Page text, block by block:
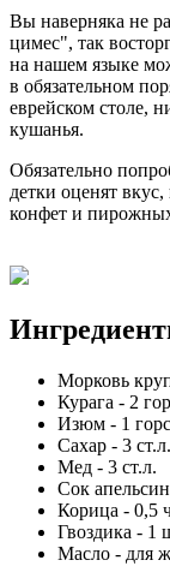
Вы наверняка не
цимес", так
на нашем языке
в обязательном
еврейском столе,
кушанья.
Обязательно
детки оценят
конфет и
Морковь
Курага - 2
Изюм - 1
Сахар - 3 ст.л.
Мед - 3 ст.л.
Сок
Корица - 0,5
Гвоздика - 1
Масло - для